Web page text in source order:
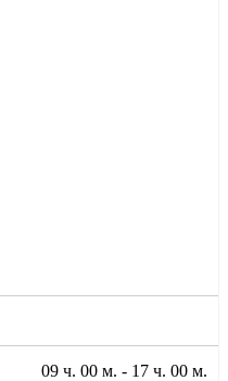
09 ч. 00 м. - 17 ч. 00 м.